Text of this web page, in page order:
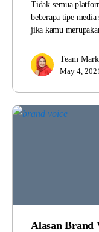
Tidak semua
beberapa tipe
jika kamu
Team
May 4,
Alasan Brand